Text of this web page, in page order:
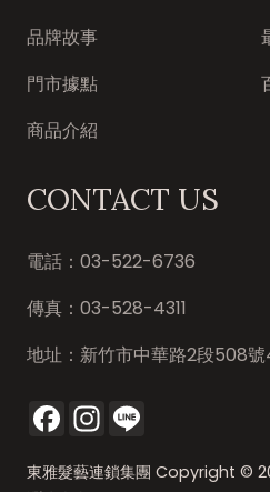
品牌故事
門市據點
商品介紹
CONTACT US
電話： 03-522-6736
傳真： 03-528-4311
地址： 新竹市中華路2段508
FacebookInstagram
東雅髮藝連鎖集團 Copyright ©